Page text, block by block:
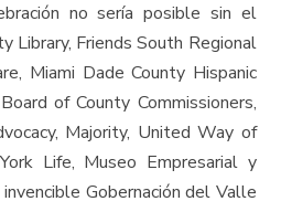
no sería posible sin el
Library, Friends South Regional
Miami Dade County Hispanic
of County Commissioners,
Majority, United Way of
Life, Museo Empresarial y
Gobernación del Valle